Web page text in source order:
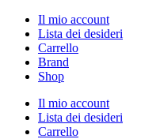
Il mio account
Lista dei desideri
Carrello
Brand
Shop
Il mio account
Lista dei desideri
Carrello